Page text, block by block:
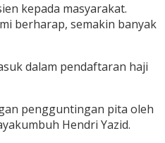
kepada masyarakat.
berharap, semakin banyak
dalam pendaftaran haji
pengguntingan pita oleh
Hendri Yazid.